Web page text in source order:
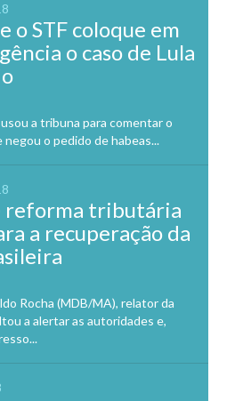
o STF coloque em
o caso de Lula
a tribuna para comentar o
o pedido de habeas...
reforma tributária
a recuperação da
Rocha (MDB/MA), relator da
a alertar as autoridades e,